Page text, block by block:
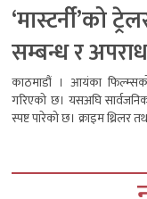
‘मास्टर्नी’को
सम्बन्ध र
काठमाडौं । आयंका फिल्म्सको
गरिएको छ। यसअघि
स्पष्ट पारेको छ। क्राइम थ्रिलर